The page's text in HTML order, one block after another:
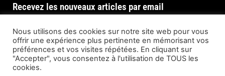
Recevez les nouveaux articles par email
INSCRIPTION
Nous utilisons des cookies sur notre site web pour vous
offrir une expérience plus pertinente en mémorisant vos
préférences et vos visites répétées. En cliquant sur
"Accepter", vous consentez à l'utilisation de TOUS les
cookies.